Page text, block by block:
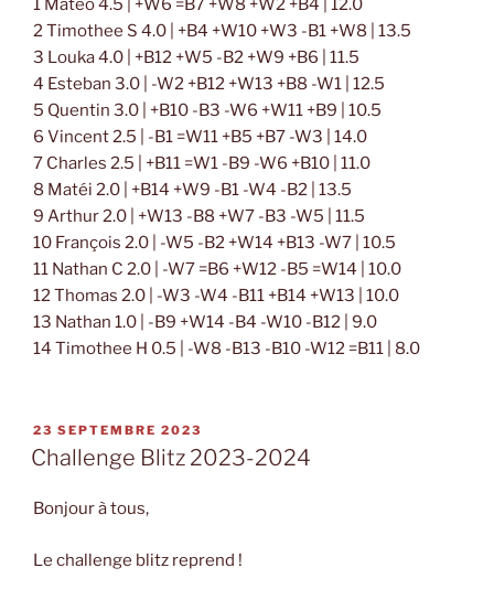
1 Matéo 4.5 | +W6 =B7 +W8 +W2 +B4 | 12.0
2 Timothee S 4.0 | +B4 +W10 +W3 -B1 +W8 | 13.5
3 Louka 4.0 | +B12 +W5 -B2 +W9 +B6 | 11.5
4 Esteban 3.0 | -W2 +B12 +W13 +B8 -W1 | 12.5
5 Quentin 3.0 | +B10 -B3 -W6 +W11 +B9 | 10.5
6 Vincent 2.5 | -B1 =W11 +B5 +B7 -W3 | 14.0
7 Charles 2.5 | +B11 =W1 -B9 -W6 +B10 | 11.0
8 Matéi 2.0 | +B14 +W9 -B1 -W4 -B2 | 13.5
9 Arthur 2.0 | +W13 -B8 +W7 -B3 -W5 | 11.5
10 François 2.0 | -W5 -B2 +W14 +B13 -W7 | 10.5
11 Nathan C 2.0 | -W7 =B6 +W12 -B5 =W14 | 10.0
12 Thomas 2.0 | -W3 -W4 -B11 +B14 +W13 | 10.0
13 Nathan 1.0 | -B9 +W14 -B4 -W10 -B12 | 9.0
14 Timothee H 0.5 | -W8 -B13 -B10 -W12 =B11 | 8.0
PUBLIÉ
LE
23 SEPTEMBRE 2023
Challenge Blitz 2023-2024
Bonjour à tous,
Le challenge blitz reprend !